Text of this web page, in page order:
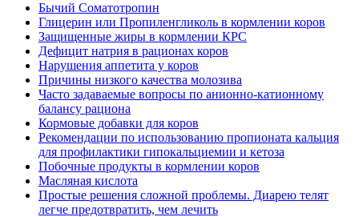
Бычий Соматотропин
Глицерин или Пропиленгликоль в кормлении коров
Защищенные жиры в кормлении КРС
Дефицит натрия в рационах коров
Нарушения аппетита у коров
Причины низкого качества молозива
Часто задаваемые вопросы по анионно-катионному
балансу рациона
Кормовые добавки для коров
Рекомендации по использованию пропионата кальция
для профилактики гипокальциемии и кетоза
Побочные продукты в кормлении коров
Масляная кислота
Простые решения сложной проблемы. Диарею телят
легче предотвратить, чем лечить